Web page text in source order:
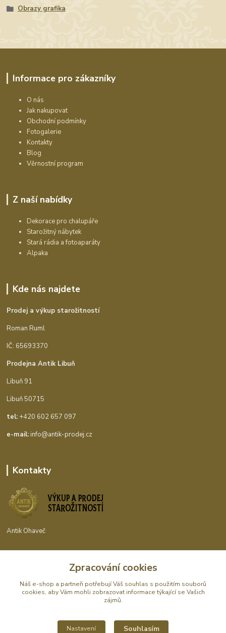
Obrazy grafika
Informace pro zákazníky
O nás
Jak nakupovat
Obchodní podmínky
Fotogalerie
Kontakty
Blog
Věrnostní program
Z naší nabídky
Dekorace pro chalupáře
Starožitný nábytek
Stará rádia a fotoaparáty
Alpaka
Kde nás najdete
Prodej a výkup starožitností
Roman Ruml
IČ: 65693370
Prodejna Antik Libuň
Libuň 91
Libuň 50715
tel: +420 602 657 097
e-mail:info@antik-prodej.cz
Kontakty
Antik Ohaveč
info@antik-prodej.cz
Zpracování cookies
Náš e-shop a partneři potřebují Váš souhlas s použitím souborů
cookies, aby Vám mohli zobrazovat informace týkající se Vašich
zájmů.
Nastavení Souhlasím